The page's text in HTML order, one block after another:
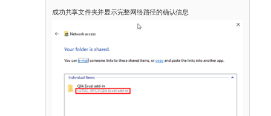
成功共享文件夹并显示完整网络路径的确认信息